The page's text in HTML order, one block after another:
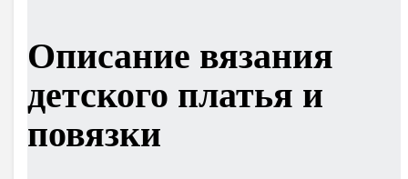
Описание вязания
детского платья и
повязки